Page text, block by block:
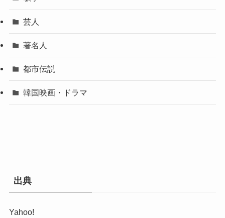
芸人
著名人
都市伝説
韓国映画・ドラマ
出典
Yahoo!